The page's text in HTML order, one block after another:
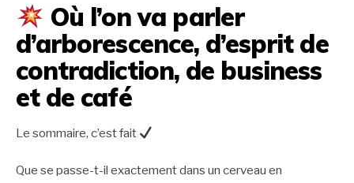
Où l’on va parler
d’arborescence, d’esprit de
contradiction, de business
et de café
Le sommaire, c’est fait
Que se passe-t-il exactement dans un cerveau en